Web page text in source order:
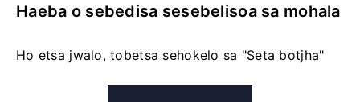
Haeba o sebedisa sesebelisoa sa mohala
Ho etsa jwalo, tobetsa sehokelo sa "Seta botjha"